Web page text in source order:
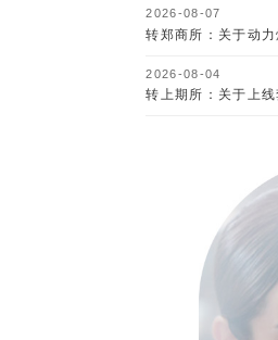
2026-08-07
转郑商所：关于动
2026-08-04
转上期所：关于上